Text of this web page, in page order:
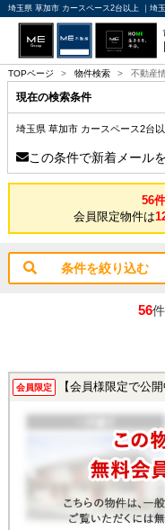
埼玉県 草加市 カースペース2台以上 ｜埼
TOPページ > 物件検索 > 不動産
現在の検索条件
埼玉県 草加市 カースペース2台
この条件で新着メール
56件
会員限定物件は
条件を絞り込む
56
会員限定 【会員様限定で公開